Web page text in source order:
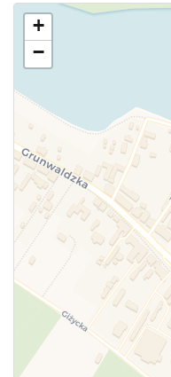
Użyj tego
zmianach w
+
−